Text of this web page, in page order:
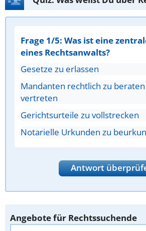
Frage 1/5: Was ist eine
eines Rechtsanwalts?
Gesetze zu erlassen
Mandanten rechtlich zu
vertreten
Gerichtsurteile zu vollstrecken
Notarielle Urkunden zu
Antwort
Angebote für Rechtssuchende